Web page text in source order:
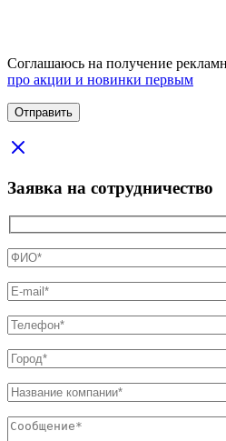
Соглашаюсь на получение
про акции и новинки первым
Заявка на сотрудничество